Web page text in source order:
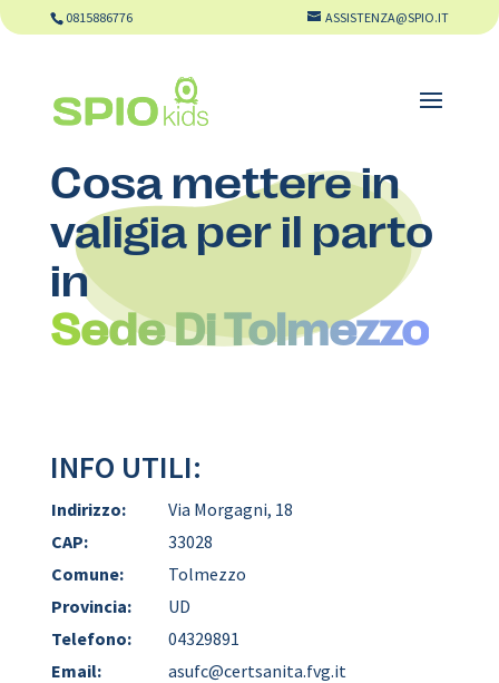
0815886776 ASSISTENZA@SPIO.IT
Cosa mettere in
valigia per il parto
in
Sede Di Tolmezzo
INFO UTILI:
Indirizzo:
Via Morgagni, 18
CAP:
33028
Comune:
Tolmezzo
Provincia:
UD
Telefono:
04329891
Email:
asufc@certsanita.fvg.it